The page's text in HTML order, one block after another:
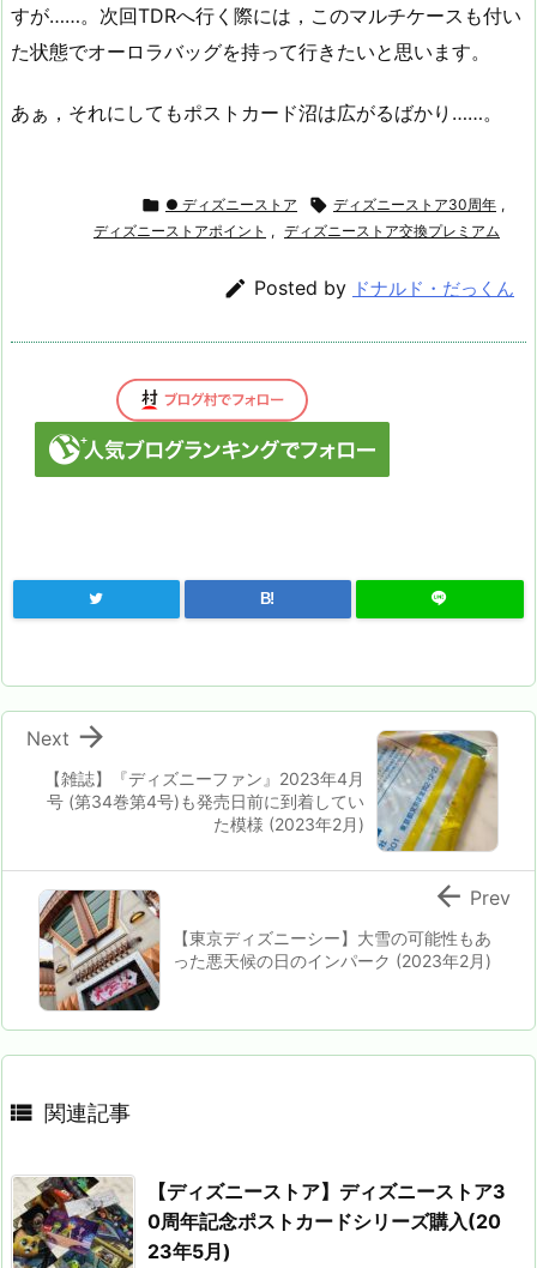
すが……。次回TDRへ行く際には，このマルチケースも付い
た状態でオーロラバッグを持って行きたいと思います。
あぁ，それにしてもポストカード沼は広がるばかり……。
 ● ディズニーストア  ディズニーストア30周年 ,
ディズニーストアポイント , ディズニーストア交換プレミアム
 Posted by ドナルド・だっくん
B!
【雑誌】『ディズニーファン』2023年4月
号 (第34巻第4号)も発売日前に到着してい
た模様 (2023年2月)

Next
【東京ディズニーシー】大雪の可能性もあ
った悪天候の日のインパーク (2023年2月)
 Prev
 関連記事
【ディズニーストア】ディズニーストア3
0周年記念ポストカードシリーズ購入(20
23年5月)